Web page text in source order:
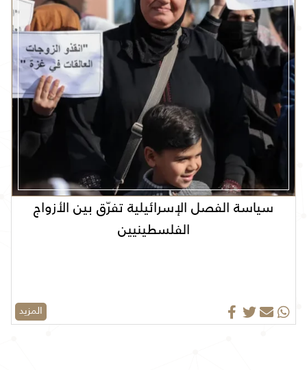
سياسة الفصل الإسرائيلية تفرّق بين الأزواج
الفلسطينيين
المزيد